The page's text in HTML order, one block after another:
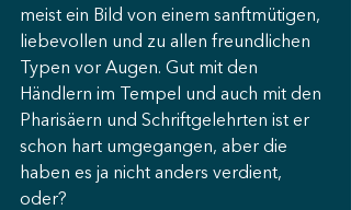
meist ein Bild von einem sanftmütigen,
liebevollen und zu allen freundlichen
Typen vor Augen. Gut mit den
Händlern im Tempel und auch mit den
Pharisäern und Schriftgelehrten ist er
schon hart umgegangen, aber die
haben es ja nicht anders verdient,
oder?